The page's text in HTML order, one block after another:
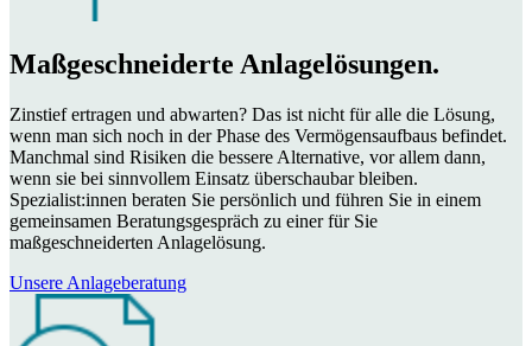
Maßgeschneiderte Anlagelösungen.
Zinstief ertragen und abwarten? Das ist nicht für alle die Lösung,
wenn man sich noch in der Phase des Vermögensaufbaus befindet.
Manchmal sind Risiken die bessere Alternative, vor allem dann,
wenn sie bei sinnvollem Einsatz überschaubar bleiben.
Spezialist:innen beraten Sie persönlich und führen Sie in einem
gemeinsamen Beratungsgespräch zu einer für Sie
maßgeschneiderten Anlagelösung.
Unsere Anlageberatung